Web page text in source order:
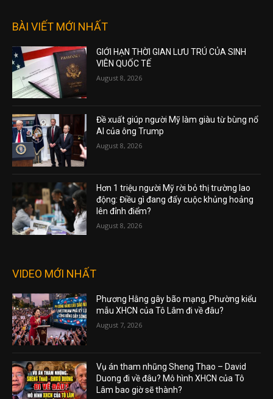
BÀI VIẾT MỚI NHẤT
GIỚI HẠN THỜI GIAN LƯU TRÚ CỦA SINH
VIÊN QUỐC TẾ
August 8, 2026
Đề xuất giúp người Mỹ làm giàu từ bùng nổ
AI của ông Trump
August 8, 2026
Hơn 1 triệu người Mỹ rời bỏ thị trường lao
động: Điều gì đang đẩy cuộc khủng hoảng
lên đỉnh điểm?
August 8, 2026
VIDEO MỚI NHẤT
Phương Hằng gây bão mạng, Phường kiểu
mẫu XHCN của Tô Lâm đi về đâu?
August 7, 2026
Vụ án tham nhũng Sheng Thao – David
Duong đi về đâu? Mô hình XHCN của Tô
Lâm bao giờ sẽ thành?